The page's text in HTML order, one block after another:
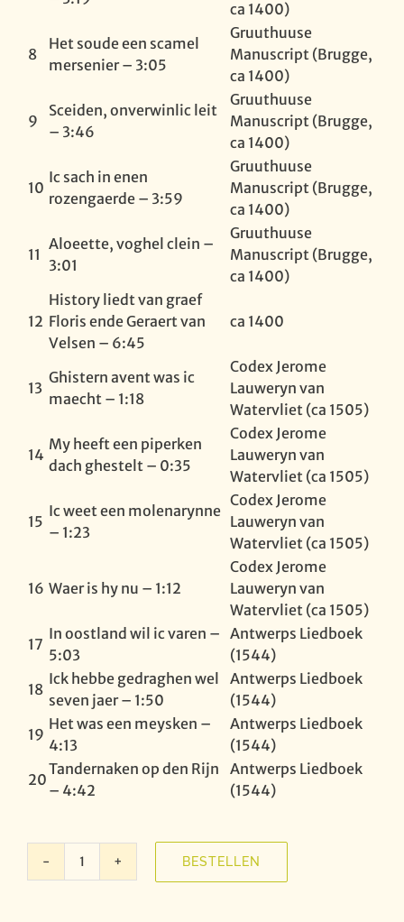
ca 1400)
8
Het soude een scamel
mersenier – 3:05
Gruuthuuse
Manuscript (Brugge,
ca 1400)
9
Sceiden, onverwinlic leit
– 3:46
Gruuthuuse
Manuscript (Brugge,
ca 1400)
10
Ic sach in enen
rozengaerde – 3:59
Gruuthuuse
Manuscript (Brugge,
ca 1400)
11
Aloeette, voghel clein –
3:01
Gruuthuuse
Manuscript (Brugge,
ca 1400)
12
History liedt van graef
Floris ende Geraert van
Velsen – 6:45
ca 1400
13
Ghistern avent was ic
maecht – 1:18
Codex Jerome
Lauweryn van
Watervliet (ca 1505)
14
My heeft een piperken
dach ghestelt – 0:35
Codex Jerome
Lauweryn van
Watervliet (ca 1505)
15
Ic weet een molenarynne
– 1:23
Codex Jerome
Lauweryn van
Watervliet (ca 1505)
16 Waer is hy nu – 1:12
Codex Jerome
Lauweryn van
Watervliet (ca 1505)
17
In oostland wil ic varen –
5:03
Antwerps Liedboek
(1544)
18
Ick hebbe gedraghen wel
seven jaer – 1:50
Antwerps Liedboek
(1544)
19
Het was een meysken –
4:13
Antwerps Liedboek
(1544)
20
Tandernaken op den Rijn
– 4:42
Antwerps Liedboek
(1544)
Camerata
BESTELLEN